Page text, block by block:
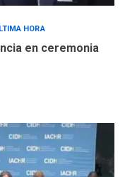
HORA
en ceremonia